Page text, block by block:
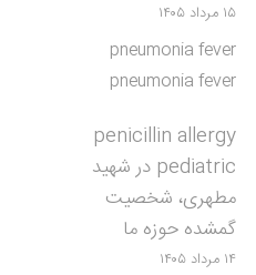
۱۵ مرداد ۱۴۰۵
pneumonia fever
pneumonia fever
penicillin allergy
pediatric درشهید
مطهری، شخصیت
گمشده حوزه ما
۱۴ مرداد ۱۴۰۵